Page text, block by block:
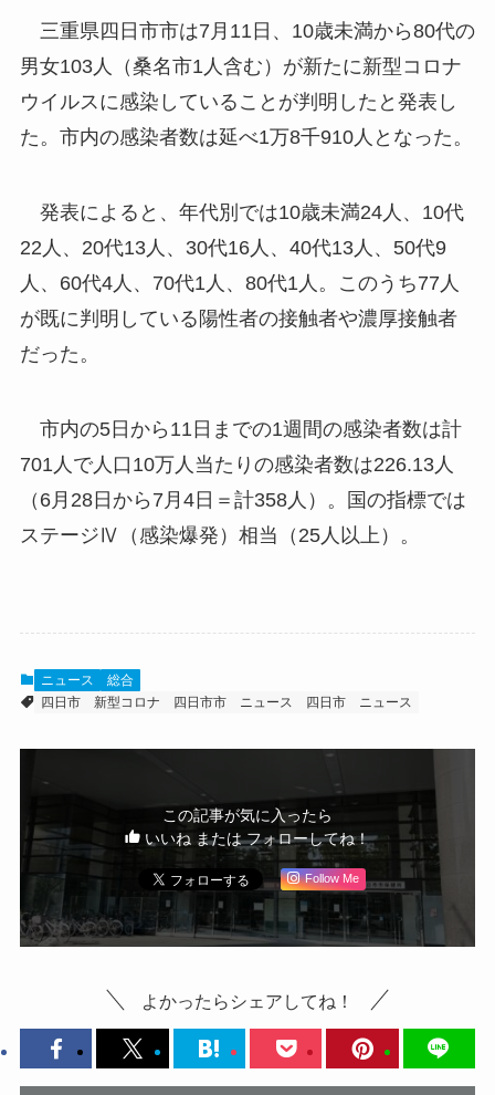
三重県四日市市は7月11日、10歳未満から80代の
男女103人（桑名市1人含む）が新たに新型コロナ
ウイルスに感染していることが判明したと発表し
た。市内の感染者数は延べ1万8千910人となった。
発表によると、年代別では10歳未満24人、10代
22人、20代13人、30代16人、40代13人、50代9
人、60代4人、70代1人、80代1人。このうち77人
が既に判明している陽性者の接触者や濃厚接触者
だった。
市内の5日から11日までの1週間の感染者数は計
701人で人口10万人当たりの感染者数は226.13人
（6月28日から7月4日＝計358人）。国の指標では
ステージⅣ（感染爆発）相当（25人以上）。
ニュース
総合
四日市
新型コロナ 四日市市 ニュース 四日市 ニュース
この記事が気に入ったら
いいね または フォローしてね！
Follow Me
よかったらシェアしてね！